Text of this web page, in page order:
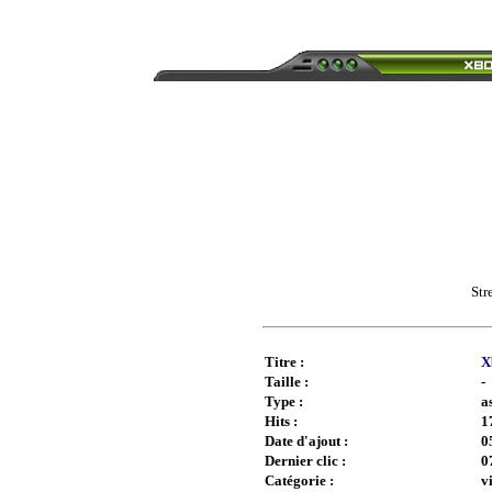
Titre :
Taille :
-
Type :
Hits :
Date d'ajout :
Dernier clic :
Catégorie :